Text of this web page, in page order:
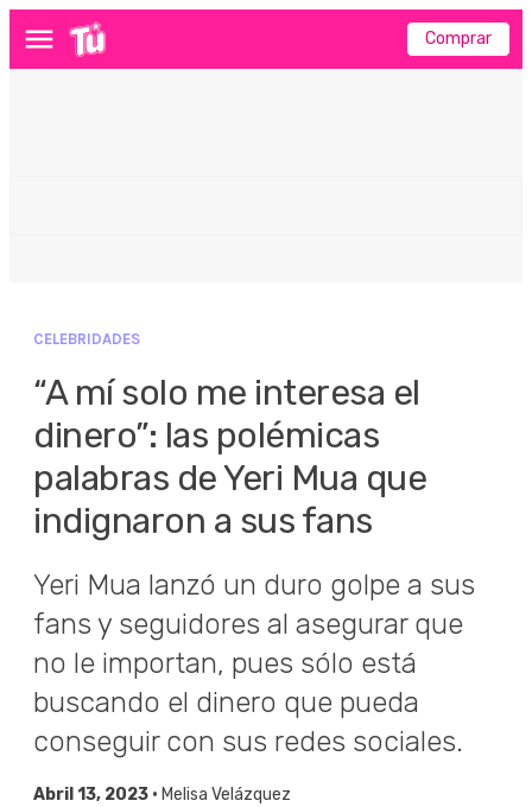
Menú Comprar
CELEBRIDADES
“A mí solo me interesa el
dinero”: las polémicas
palabras de Yeri Mua que
indignaron a sus fans
Yeri Mua lanzó un duro golpe a sus
fans y seguidores al asegurar que
no le importan, pues sólo está
buscando el dinero que pueda
conseguir con sus redes sociales.
Abril 13, 2023 • Melisa Velázquez